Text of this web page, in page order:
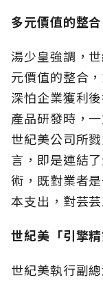
多元價值的整合
湯少皇強調，
元價值的整合
深怕企業獲利
產品研發時，
世紀美公司所
言，即是連結
術，既對業者
本支出，對芸
世紀美「引擎
世紀美執行副